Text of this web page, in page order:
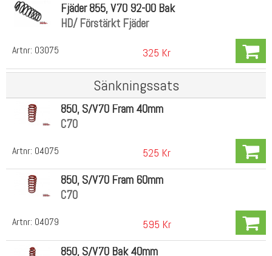
Artnr: 03075
Fjäder 855, V70 92-00 Bak
HD/ Förstärkt Fjäder
325 Kr
Sänkningssats
Artnr: 04075
850, S/V70 Fram 40mm
C70
525 Kr
Artnr: 04079
850, S/V70 Fram 60mm
C70
595 Kr
850, S/V70 Bak 40mm